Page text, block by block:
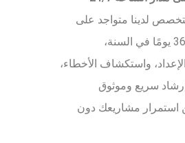
لدينا متواجد على
مدار الساعة، 365 يومًا في السنة،
واستكشاف الأخطاء،
سريع وموثوق
استمرار مشاريعك دون